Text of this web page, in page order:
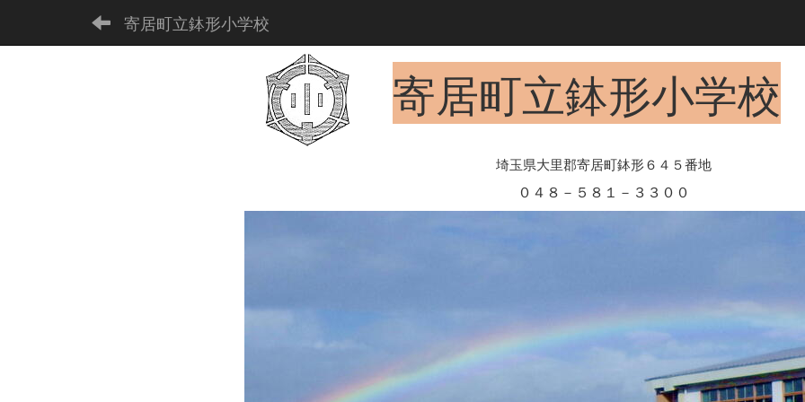
寄居町立鉢形小学校
寄居町立鉢形小学校
埼玉県大里郡寄居町鉢形６４５番地
０４８－５８１－３３００